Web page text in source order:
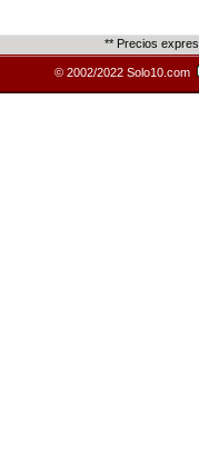
** Precios
© 2002/2022 Solo10.com